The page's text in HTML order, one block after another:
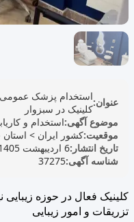
عنوان:استخدام پزشک عمومی
کلینیک در سبزوار
موضوع آگهی:استخدام و
موقعیت:کشور ایران >
تاریخ انتشار:6 اردیبهشت 1405
شناسه آگهی:37275
کلینیک فعال در حوزه
تزریقات و امور زیبایی